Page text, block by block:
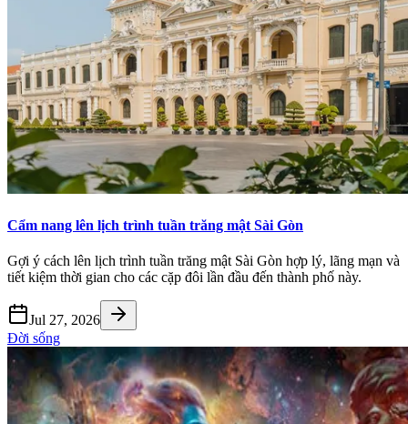
Cẩm nang lên lịch trình tuần trăng mật Sài Gòn
Gợi ý cách lên lịch trình tuần trăng mật Sài Gòn hợp lý, lãng mạn và
tiết kiệm thời gian cho các cặp đôi lần đầu đến thành phố này.
Jul 27, 2026
Đời sống